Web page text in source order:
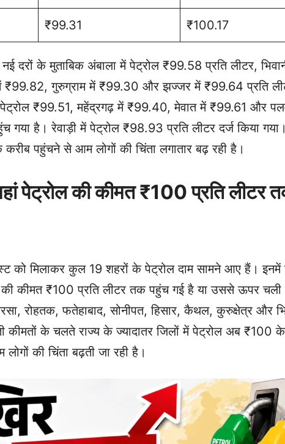
₹99.31 ₹100.17
दरों के मुताबिक अंबाला में पेट्रोल ₹99.58 प्रति लीटर,
₹99.82, गुरुग्राम में ₹99.30 और झज्जर में ₹99.64 प्रति
पेट्रोल ₹99.51, महेंद्रगढ़ में ₹99.40, मेवात में ₹99.61 और
गया है। रेवाड़ी में पेट्रोल ₹98.93 प्रति लीटर दर्ज किया
पहुंचने से आम लोगों की चिंता लगातार बढ़ रही है।
पेट्रोल की कीमत ₹100 प्रति लीटर
को मिलाकर कुल 19 शहरों के पेट्रोल दाम सामने आए हैं।
कीमत ₹100 प्रति लीटर तक पहुंच गई है या उससे ऊपर चली
रोहतक, फतेहाबाद, सोनीपत, हिसार, कैथल, कुरुक्षेत्र और
कीमतों के चलते राज्य के ज्यादातर जिलों में पेट्रोल अब ₹100
की चिंता बढ़ती जा रही है।